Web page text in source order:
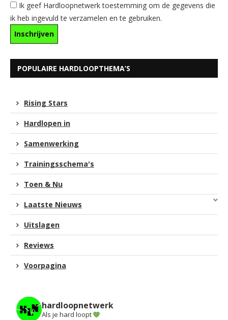
Ik geef Hardloopnetwerk toestemming om de gegevens die
ik heb ingevuld te verzamelen en te gebruiken.
POPULAIRE HARDLOOPTHEMA’S
Rising Stars
Hardlopen in
Samenwerking
Trainingsschema's
Toen & Nu
Laatste Nieuws
Uitslagen
Reviews
Voorpagina
hardloopnetwerk
Als je hard loopt